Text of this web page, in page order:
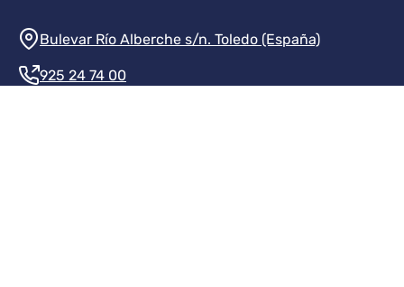
Información de la institución
Bulevar Río Alberche s/n. Toledo (España)
925 24 74 00